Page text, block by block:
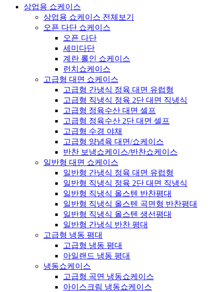
상업용 쇼케이스
상업용 쇼케이스 전체보기
오픈 다단 쇼케이스
오픈 다단
세미다단
계란 롤인 쇼케이스
런치쇼케이스
고급형 대면 쇼케이스
고급형 간냉식 정육 대면 유럽형
고급형 직냉식 정육 2단 대면 직냉식
고급형 정육수산 대면 셀프
고급형 정육수산 2단 대면 셀프
고급형 수경 야채
고급형 양념육 대면/쇼케이스
반찬 보냉쇼케이스/반찬쇼케이스
일반형 대면 쇼케이스
일반형 간냉식 정육 대면 유럽형
일반형 직냉식 정육 2단 대면 직냉식
일반형 직냉식 올스텐 반찬평대
일반형 직냉식 올스텐 곡면형 반찬평대
일반형 직냉식 올스텐 생선평대
일반형 간냉식 반찬 평대
고급형 냉동 평대
고급형 냉동 평대
아일랜드 냉동 평대
냉동쇼케이스
고급형 곡면 냉동쇼케이스
아이스크림 냉동쇼케이스